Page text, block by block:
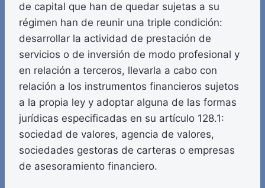
de capital que han de quedar sujetas a su
régimen han de reunir una triple condición:
desarrollar la actividad de prestación de
servicios o de inversión de modo profesional y
en relación a terceros, llevarla a cabo con
relación a los instrumentos financieros sujetos
a la propia ley y adoptar alguna de las formas
jurídicas especificadas en su artículo 128.1:
sociedad de valores, agencia de valores,
sociedades gestoras de carteras o empresas
de asesoramiento financiero.